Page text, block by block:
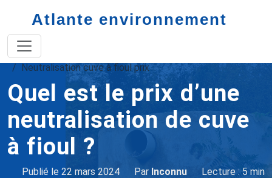
Atlante environnement
Accueil
Neutralisation cuve à fioul prix
Quel est le prix d’une
neutralisation de cuve
à fioul ?
Publié le 22 mars 2024 Par Inconnu Lecture : 5 min